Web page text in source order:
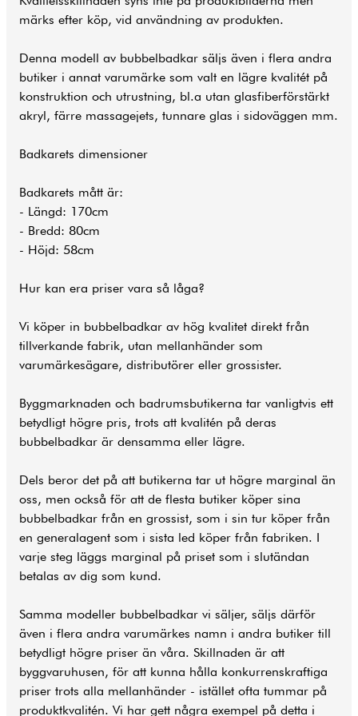
märks efter köp, vid användning av produkten.
Denna modell av bubbelbadkar säljs även i flera andra
butiker i annat varumärke som valt en lägre kvalitét på
konstruktion och utrustning, bl.a utan glasfiberförstärkt
akryl, färre massagejets, tunnare glas i sidoväggen mm.
Badkarets dimensioner
Badkarets mått är:
- Längd: 170cm
- Bredd: 80cm
- Höjd: 58cm
Hur kan era priser vara så låga?
Vi köper in bubbelbadkar av hög kvalitet direkt från
tillverkande fabrik, utan mellanhänder som
varumärkesägare, distributörer eller grossister.
Byggmarknaden och badrumsbutikerna tar vanligtvis ett
betydligt högre pris, trots att kvalitén på deras
bubbelbadkar är densamma eller lägre.
Dels beror det på att butikerna tar ut högre marginal än
oss, men också för att de flesta butiker köper sina
bubbelbadkar från en grossist, som i sin tur köper från
en generalagent som i sista led köper från fabriken. I
varje steg läggs marginal på priset som i slutändan
betalas av dig som kund.
Samma modeller bubbelbadkar vi säljer, säljs därför
även i flera andra varumärkes namn i andra butiker till
betydligt högre priser än våra. Skillnaden är att
byggvaruhusen, för att kunna hålla konkurrenskraftiga
priser trots alla mellanhänder - istället ofta tummar på
produktkvalitén. Vi har gett några exempel på detta i